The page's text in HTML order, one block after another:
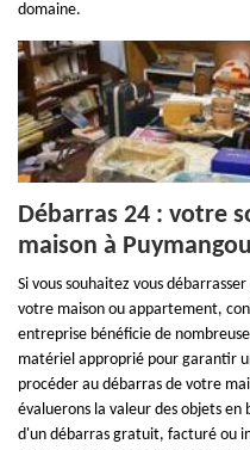
domaine.
Débarras 24 : votre
maison à
Si vous souhaitez vous
votre maison ou appartement,
entreprise bénéficie de
matériel approprié pour garantir
procéder au débarras de votre
évaluerons la valeur des objets
d'un débarras gratuit, facturé ou